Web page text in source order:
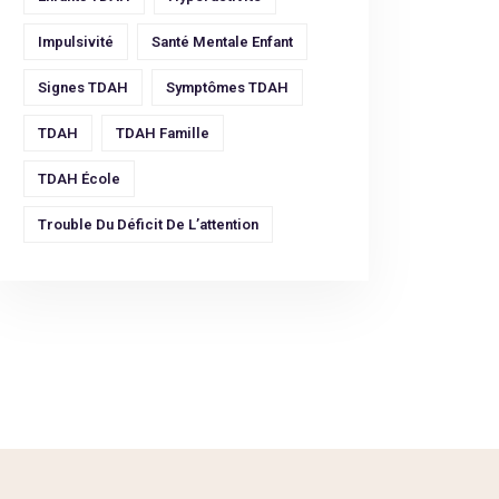
Impulsivité Santé Mentale Enfant
Signes TDAH Symptômes TDAH
TDAH TDAH Famille
TDAH École
Trouble Du Déficit De L’attention